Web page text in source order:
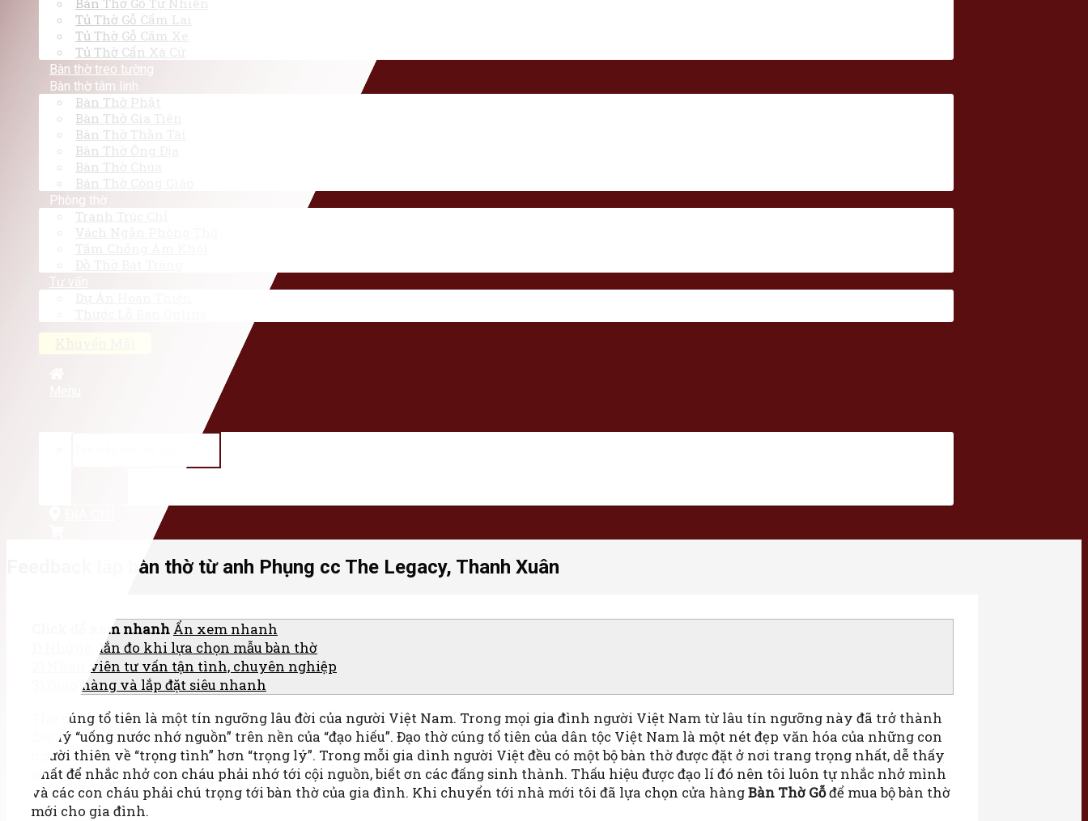
Bàn Thờ Gỗ Tự Nhiên
Tủ Thờ Gỗ Cẩm Lai
Tủ Thờ Gỗ Căm Xe
Tủ Thờ Cẩn Xà Cừ
Bàn thờ treo tường
Bàn thờ tâm linh
Bàn Thờ Phật
Bàn Thờ Gia Tiên
Bàn Thờ Thần Tài
Bàn Thờ Ông Địa
Bàn Thờ Chúa
Bàn Thờ Công Giáo
Phòng thờ
Tranh Trúc Chỉ
Vách Ngăn Phòng Thờ
Tấm Chống Ám Khói
Tư vấn
Feedback lắp bàn thờ từ anh Phụng cc The Legacy, Thanh Xuân
Click để xem nhanhẨn xem nhanh
Những đắn đo khi lựa chọn mẫu bàn thờ
Nhân viên tư vấn tận tình, chuyên nghiệp
Giao hàng và lắp đặt siêu nhanh
Thờ cúng tổ tiên là một tín ngưỡng lâu đời của người Việt Nam. Trong mọi gia đình người Việt Nam từ lâu tín ngưỡng này đã trở thành
đạo lý “uống nước nhớ nguồn” trên nền của “đạo hiếu”. Đạo thờ cúng tổ tiên của dân tộc Việt Nam là một nét đẹp văn hóa của những con
người thiên về “trọng tình” hơn “trọng lý”. Trong mỗi gia dình người Việt đều có một bộ bàn thờ được đặt ở nơi trang trọng nhất, dễ thấy
nhất để nhắc nhở con cháu phải nhớ tới cội nguồn, biết ơn các đấng sinh thành. Thấu hiệu được đạo lí đó nên tôi luôn tự nhắc nhở mình
và các con cháu phải chú trọng tới bàn thờ của gia đình. Khi chuyển tới nhà mới tôi đã lựa chọn cửa hàngBàn Thờ Gỗđể mua bộ bàn thờ
mới cho gia đình.